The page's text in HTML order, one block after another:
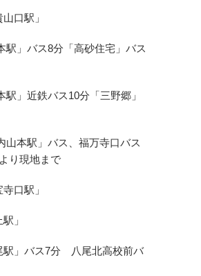
口駅」
駅」バス8分「高砂住宅」バス
駅」近鉄バス10分「三野郷」
山本駅」バス、福万寺口バス
り現地まで
口駅」
」
駅」バス7分 八尾北高校前バ